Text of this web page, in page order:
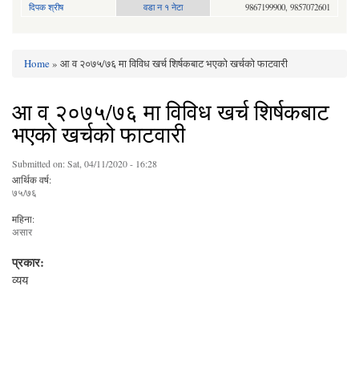
दिपक श्रीष
वडा न १ नेटा 9867199900, 9857072601
Home» आ व २०७५/७६ मा विविध खर्च शिर्षकबाट भएको खर्चको फाटवारी
आ व २०७५/७६ मा विविध खर्च शिर्षकबाट
भएको खर्चको फाटवारी
Submitted on:Sat, 04/11/2020 - 16:28
आर्थिक वर्ष:
७५/७६
महिना:
असार
प्रकार:
व्यय